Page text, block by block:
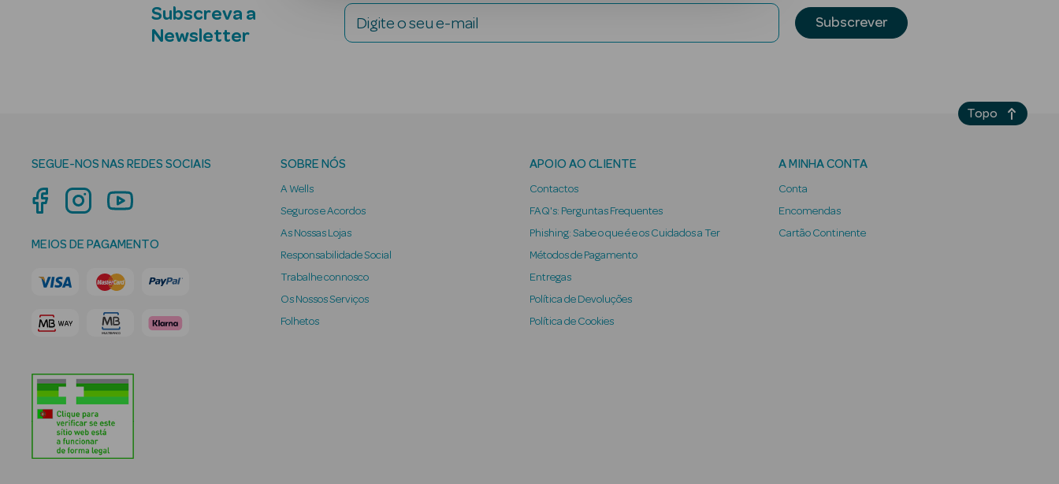
Subscreva a
Newsletter
Digite o seu e-mail Subscrever
SEGUE-NOS NAS REDES SOCIAIS
MEIOS DE PAGAMENTO
SOBRE NÓS
A Wells
Seguros e Acordos
As Nossas Lojas
Responsabilidade Social
Trabalhe connosco
Os Nossos Serviços
Folhetos
APOIO AO CLIENTE
Contactos
FAQ's: Perguntas Frequentes
Phishing: Sabe o que é e os Cuidados a Ter
Métodos de Pagamento
Entregas
Política de Devoluções
Política de Cookies
A MINHA CONTA
Conta
Encomendas
Cartão Continente
Topo